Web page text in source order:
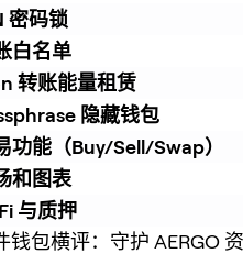
密码锁
白名单
转账能量租赁
隐藏钱包
功能（Buy/Sell/Swap）
和图表
与质押
钱包横评：守护 AERGO